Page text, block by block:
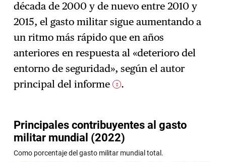
década de 2000 y de nuevo entre 2010 y
2015, el gasto militar sigue aumentando a
un ritmo más rápido que en años
anteriores en respuesta al «deterioro del
entorno de seguridad», según el autor
principal del informe 2 .